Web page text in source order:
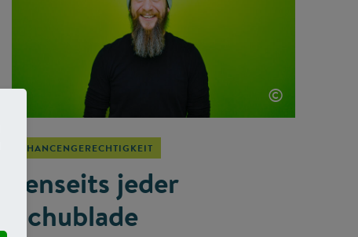
©
CHANCENGERECHTIGKEIT
Jenseits jeder
Schublade